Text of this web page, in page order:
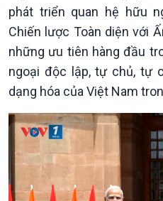
phát triển quan hệ hữu
Chiến lược Toàn diện với
những ưu tiên hàng đầu
ngoại độc lập, tự chủ, tự
dạng hóa của Việt Nam